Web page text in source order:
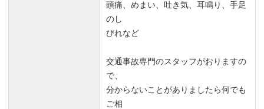
頭痛、めまい、吐き気、耳鳴り、手足
のし
びれなど
交通事故専門のスタッフがおりますの
で、
分からないことがありましたら何でも
ご相